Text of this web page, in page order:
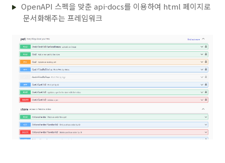
OpenAPI 스펙을 맞춘 api-docs를 이용하여 html 페이지로
문서화해주는 프레임워크